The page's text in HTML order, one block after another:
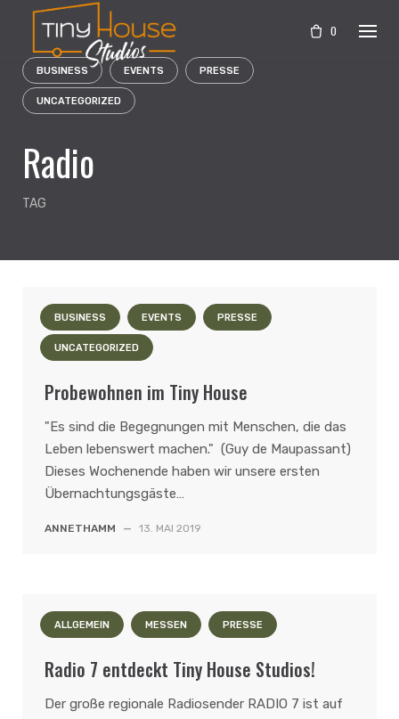
content
0
BUSINESS EVENTS PRESSE
UNCATEGORIZED
Radio
TAG
BUSINESS EVENTS PRESSE
UNCATEGORIZED
Probewohnen im Tiny House
"Es sind die Begegnungen mit Menschen, die das
Leben lebenswert machen." (Guy de Maupassant)
Dieses Wochenende haben wir unsere ersten
Übernachtungsgäste…
ANNETHAMM — 13. MAI 2019
ALLGEMEIN MESSEN PRESSE
Radio 7 entdeckt Tiny House Studios!
Der große regionale Radiosender RADIO 7 ist auf